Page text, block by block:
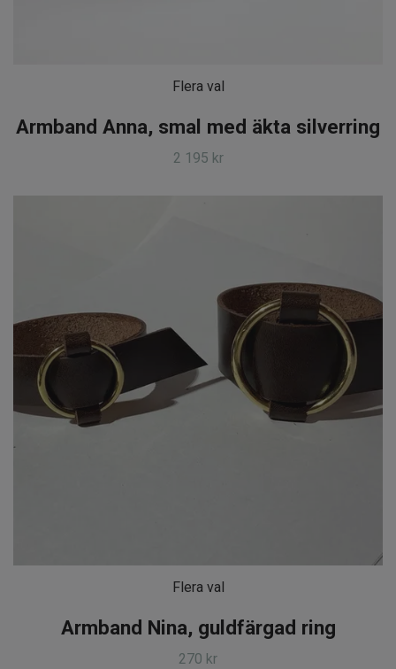
Flera val
Armband Anna, smal med äkta silverring
2 195 kr
Flera val
Armband Nina, guldfärgad ring
270 kr